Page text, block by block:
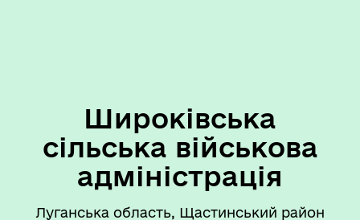
Широківська
сільська військова
адміністрація
Луганська область, Щастинський район